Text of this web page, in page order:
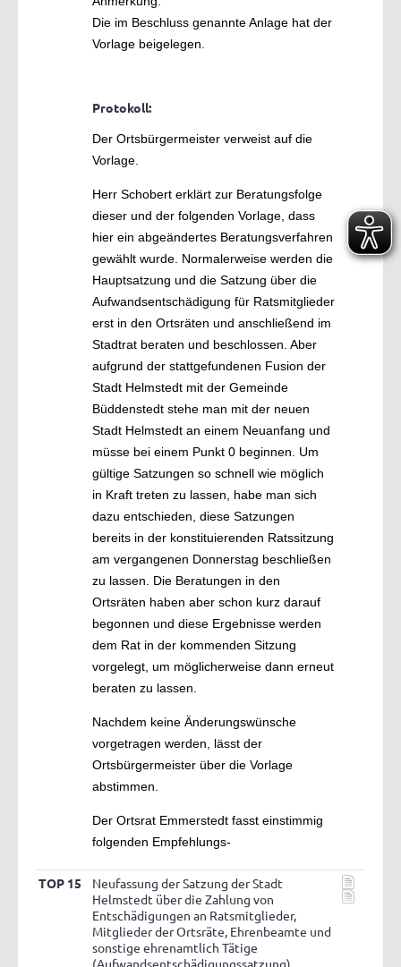
Die im Beschluss genannte Anlage hat der
Vorlage beigelegen.
Protokoll:
Der Ortsbürgermeister verweist auf die
Vorlage.
Herr Schobert erklärt zur Beratungsfolge
dieser und der folgenden Vorlage, dass
hier ein abgeändertes Beratungsverfahren
gewählt wurde. Normalerweise werden die
Hauptsatzung und die Satzung über die
Aufwandsentschädigung für Ratsmitglieder
erst in den Ortsräten und anschließend im
Stadtrat beraten und beschlossen. Aber
aufgrund der stattgefundenen Fusion der
Stadt Helmstedt mit der Gemeinde
Büddenstedt stehe man mit der neuen
Stadt Helmstedt an einem Neuanfang und
müsse bei einem Punkt 0 beginnen. Um
gültige Satzungen so schnell wie möglich
in Kraft treten zu lassen, habe man sich
dazu entschieden, diese Satzungen
bereits in der konstituierenden Ratssitzung
am vergangenen Donnerstag beschließen
zu lassen. Die Beratungen in den
Ortsräten haben aber schon kurz darauf
begonnen und diese Ergebnisse werden
dem Rat in der kommenden Sitzung
vorgelegt, um möglicherweise dann erneut
beraten zu lassen.
Nachdem keine Änderungswünsche
vorgetragen werden, lässt der
Ortsbürgermeister über die Vorlage
abstimmen.
Der Ortsrat Emmerstedt fasst einstimmig
folgenden Empfehlungs-
TOP 15
Neufassung der Satzung der Stadt
Helmstedt über die Zahlung von
Entschädigungen an Ratsmitglieder,
Mitglieder der Ortsräte, Ehrenbeamte und
sonstige ehrenamtlich Tätige
(Aufwandsentschädigungssatzung)